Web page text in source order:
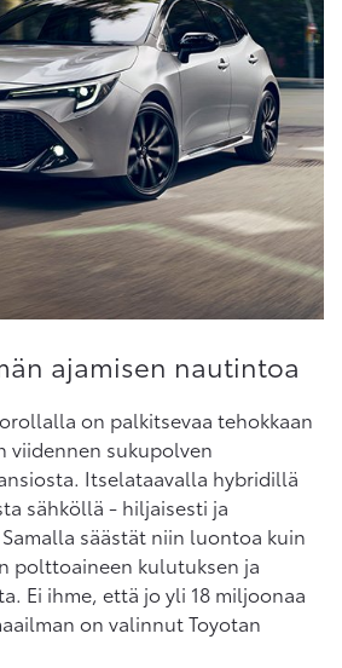
ajamisen nautintoa
on palkitsevaa tehokkaan
viidennen sukupolven
Itselataavalla hybridillä
sähköllä - hiljaisesti ja
säästät niin luontoa kuin
polttoaineen kulutuksen ja
Ei ihme, että jo yli 18 miljoonaa
on valinnut Toyotan